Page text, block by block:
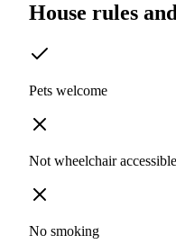
House rules
Pets welcome
Not wheelchair accessible
No smoking